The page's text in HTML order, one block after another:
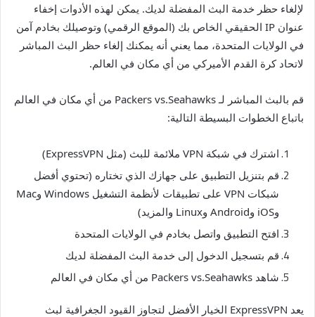
لإلغاء حظر خدمة البث المفضلة لديك. يمكن لهذه الأدوات إخفاء
عنوان IP الحقيقي الخاص بك (الموقع الرقمي) وتوصيلك بخادم آمن
في الولايات المتحدة، مما يعني أنه يمكنك إلغاء حظر البث المباشر
لاتحاد كرة القدم الأميركي من أي مكان في العالم.
قم بالبث المباشر لـ Packers vs.Seahawks من أي مكان في العالم
باتباع الخطوات البسيطة التالية:
اشترك في شبكة VPN ملائمة للبث (مثل ExpressVPN)
قم بتنزيل التطبيق على جهازك الذي تختاره (تحتوي أفضل
شبكات VPN على تطبيقات لأنظمة التشغيل Windows وMac
وiOS وAndroid وLinux والمزيد)
افتح التطبيق واتصل بخادم في الولايات المتحدة
قم بتسجيل الدخول إلى خدمة البث المفضلة لديك
شاهد Packers vs.Seahawks من أي مكان في العالم
يعد ExpressVPN الخيار الأفضل لتجاوز القيود الجغرافية لبث